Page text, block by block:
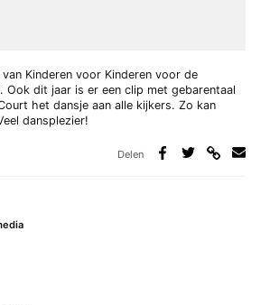
Kinderen voor Kinderen voor de
Ook dit jaar is er een clip met gebarentaal
het dansje aan alle kijkers. Zo kan
dansplezier!
Delen